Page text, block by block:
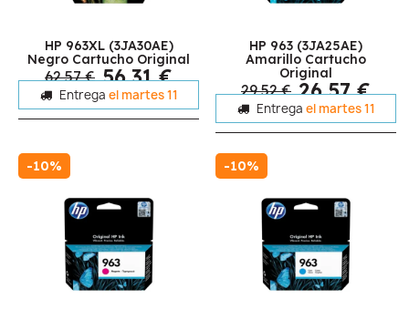
HP 963XL (3JA30AE)
Negro Cartucho Original
62,57 € 56,31 €
Entrega el martes 11
HP 963 (3JA25AE)
Amarillo Cartucho
Original
29,52 € 26,57 €
Entrega el martes 11
-10% -10%